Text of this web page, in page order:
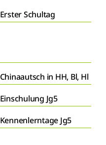
Erster Schultag
Chinaautsch in HH, Bl, Hl
Einschulung Jg5
Kennenlerntage Jg5